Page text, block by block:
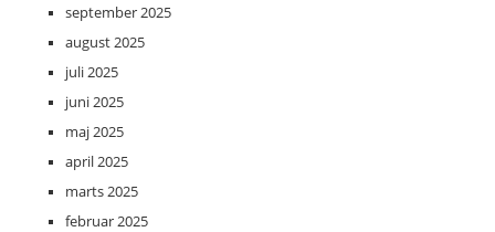
september 2025
august 2025
juli 2025
juni 2025
maj 2025
april 2025
marts 2025
februar 2025